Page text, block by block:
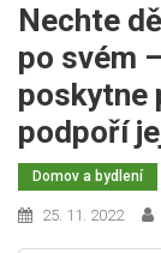
Nechte
po svém
poskytne
podpoří
Domov a bydlení
25. 11. 2022